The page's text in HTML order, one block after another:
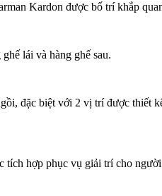
Kardon được bố trí khắp
lái và hàng ghế sau.
đặc biệt với 2 vị trí được thiết
tích hợp phục vụ giải trí cho